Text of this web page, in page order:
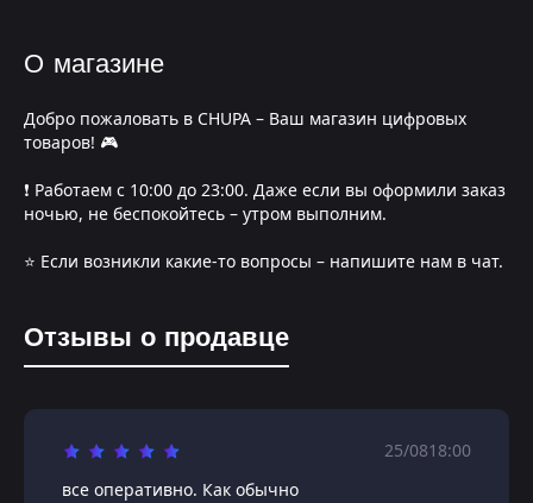
О магазине
Добро пожаловать в CHUPA – Ваш магазин цифровых
товаров! 🎮
❗️ Работаем с 10:00 до 23:00. Даже если вы оформили заказ
ночью, не беспокойтесь – утром выполним.
⭐️ Если возникли какие-то вопросы – напишите нам в чат.
Отзывы о продавце
25/0818:00
все оперативно. Как обычно